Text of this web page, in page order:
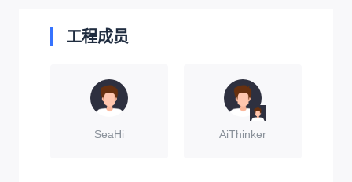
工程成员
SeaHi AiThinker